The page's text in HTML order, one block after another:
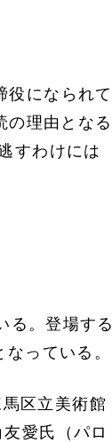
役になられて
の理由となる
すわけには
る。登場する
っている。
区立美術館
愛氏（パロ